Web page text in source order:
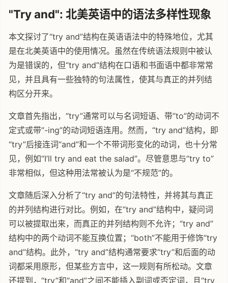
"Try and": 北美英语中的语法多样性现象
本文探讨了“try and”结构在英语语法中的特殊地位，尤其
是在北美英语中的使用情况。虽然在传统语法规则中被认
为是错误的，但“try and”结构在口语和书面语中都非常常
见，并且具有一些独特的句法属性，使其与真正的并列结
构区分开来。
文章首先指出，“try”通常可以与名词短语、带“to”的动词不
定式或带“-ing”的动词短语连用。然而，“try and”结构，即
“try”后接连词“and”和一个不带词形变化的动词，也十分常
见，例如“I’ll try and eat the salad”。尽管意思与“try to”
非常相似，但这种用法常被认为是“不规范”的。
文章随后深入分析了“try and”的句法特性，并将其与真正
的并列结构进行对比。例如，在“try and”结构中，疑问词
可以被提取出来，而真正的并列结构则不允许；“try and”
结构中的两个动词不能互换位置；“both”不能用于修饰“try
and”结构。此外，“try and”结构通常要求“try”和后面的动
词都采用原形，但某些方言中，这一规则有所松动。文章
还提到，“try”和“and”之间不能插入副词或否定词，且“try